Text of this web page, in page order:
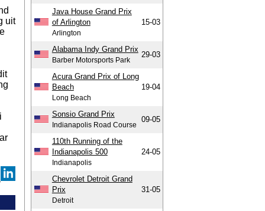
uit
Java House Grand Prix
of Arlington
Arlington
15-03
Alabama Indy Grand Prix
Barber Motorsports Park
29-03
Acura Grand Prix of Long
Beach
Long Beach
19-04
Sonsio Grand Prix
Indianapolis Road Course
09-05
110th Running of the
Indianapolis 500
Indianapolis
24-05
Chevrolet Detroit Grand
Prix
Detroit
31-05